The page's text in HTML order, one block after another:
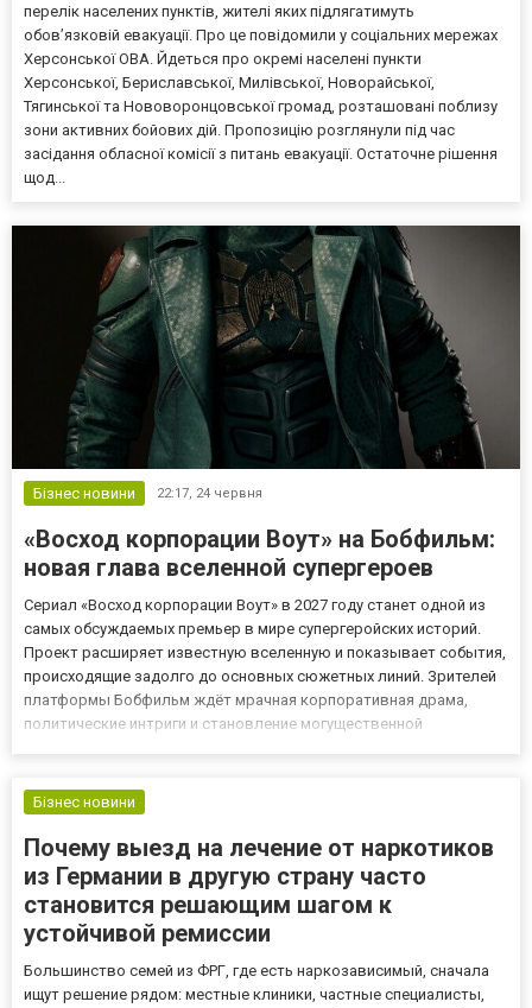
перелік населених пунктів, жителі яких підлягатимуть
обов’язковій евакуації. Про це повідомили у соціальних мережах
Херсонської ОВА. Йдеться про окремі населені пункти
Херсонської, Бериславської, Милівської, Новорайської,
Тягинської та Нововоронцовської громад, розташовані поблизу
зони активних бойових дій. Пропозицію розглянули під час
засідання обласної комісії з питань евакуації. Остаточне рішення
щод...
Бізнес новини 22:17, 24 червня
«Восход корпорации Воут» на Бобфильм:
новая глава вселенной супергероев
Сериал «Восход корпорации Воут» в 2027 году станет одной из
самых обсуждаемых премьер в мире супергеройских историй.
Проект расширяет известную вселенную и показывает события,
происходящие задолго до основных сюжетных линий. Зрителей
платформы Бобфильм ждёт мрачная корпоративная драма,
политические интриги и становление могущественной
платф...
Бізнес новини
Почему выезд на лечение от наркотиков
из Германии в другую страну часто
становится решающим шагом к
устойчивой ремиссии
Большинство семей из ФРГ, где есть наркозависимый, сначала
ищут решение рядом: местные клиники, частные специалисты,